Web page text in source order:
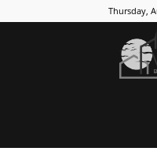
Thursday,